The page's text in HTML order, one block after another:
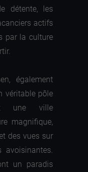
détente, les
actifs
par la culture
également
véritable pôle
une ville
magnifique,
des vues sur
avoisinantes.
un paradis